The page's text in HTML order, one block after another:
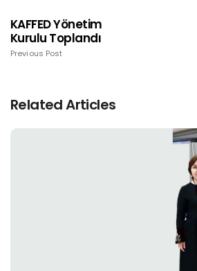
KAFFED Yönetim
Kurulu Toplandı
Previous Post
Related Articles